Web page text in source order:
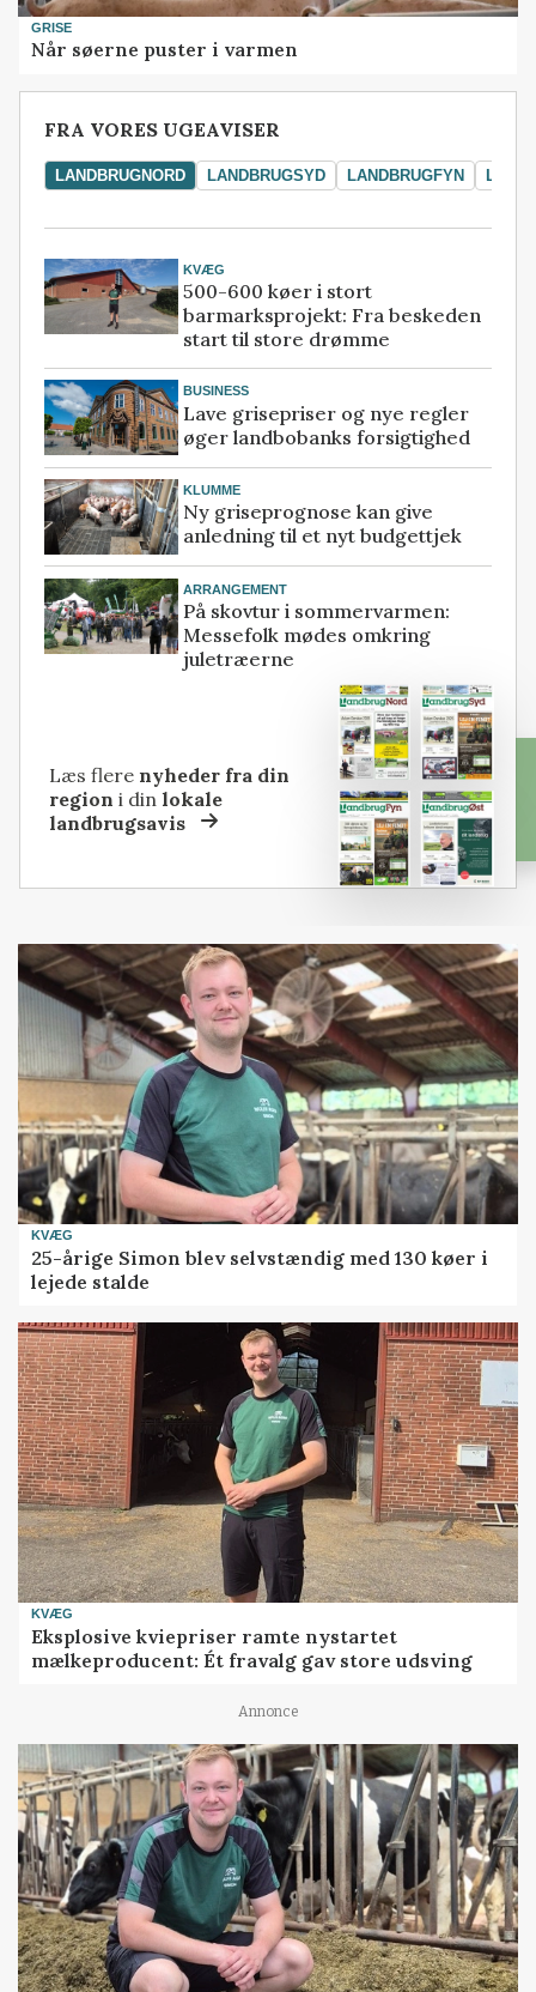
GRISE
Når søerne puster i varmen
FRA VORES UGEAVISER
LANDBRUGNORD LANDBRUGSYD LANDBRUGFYN
KVÆG
500-600 køer i stort
barmarksprojekt: Fra beskeden
start til store drømme
BUSINESS
Lave grisepriser og nye regler
øger landbobanks forsigtighed
KLUMME
Ny griseprognose kan give
anledning til et nyt budgettjek
ARRANGEMENT
På skovtur i sommervarmen:
Messefolk mødes omkring
juletræerne
Læs flere nyheder fra din
region i dinlokale
landbrugsavis
KVÆG
25-årige Simon blev selvstændig med 130 køer i
lejede stalde
KVÆG
Eksplosive kviepriser ramte nystartet
mælkeproducent: Ét fravalg gav store udsving
Annonce